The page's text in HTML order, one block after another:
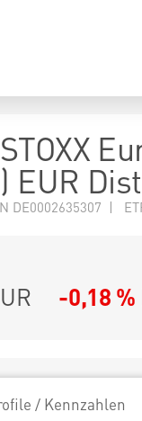
EUR Dist
DE0002635307 |
-0,18 %
/ Kennzahlen